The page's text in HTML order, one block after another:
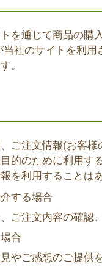
を通じて商品の購
社のサイトを利
。
ご注文情報(お客
的のために利用す
を利用することは
する場合
ご注文内容の確認
合
やご感想のご提供